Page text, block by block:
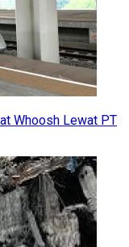
Whoosh Lewat PT